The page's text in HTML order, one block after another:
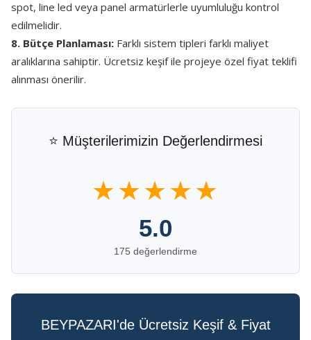
spot, line led veya panel armatürlerle uyumluluğu kontrol
edilmelidir.
8. Bütçe Planlaması: Farklı sistem tipleri farklı maliyet
aralıklarına sahiptir. Ücretsiz keşif ile projeye özel fiyat teklifi
alınması önerilir.
⭐ Müşterilerimizin Değerlendirmesi
★★★★★
5.0
175 değerlendirme
BEYPAZARI'de Ücretsiz Keşif & Fiyat